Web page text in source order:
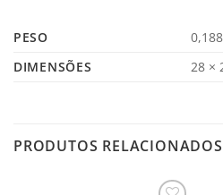
PESO
DIMENSÕES
28 ×
PRODUTOS RELACIONADOS